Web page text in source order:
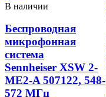
В наличии
Беспроводная
микрофонная
система
Sennheiser XSW 2-
ME2-A 507122, 548-
572 МГц